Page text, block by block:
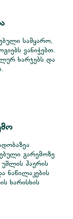
სამყარო,
ვანიჭებთ.
ხარჯებს და
გარემოზე
უშლის ჰაერის
ნაწილაკების
ხარისხის